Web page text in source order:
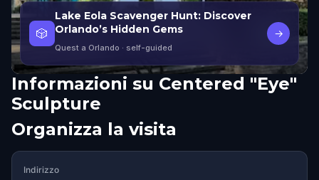
🎲
Lake Eola Scavenger Hunt: Discover
Orlando’s Hidden Gems
Quest a Orlando · self-guided
→
Informazioni su Centered "Eye"
Sculpture
Organizza la visita
Indirizzo